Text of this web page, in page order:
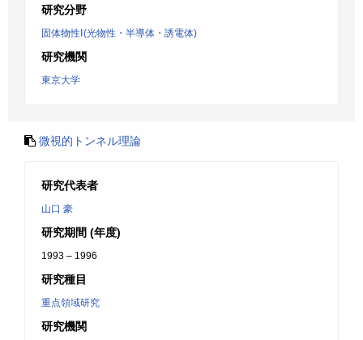
研究分野
固体物性Ⅰ(光物性・半導体・誘電体)
研究機関
東京大学
微視的トンネル理論
研究代表者
山口 豪
研究期間 (年度)
1993 – 1996
研究種目
重点領域研究
研究機関